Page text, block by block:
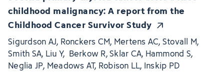
childhood malignancy: A report from the
Childhood Cancer Survivor Study
Sigurdson AJ, Ronckers CM, Mertens AC, Stovall M,
Smith SA, Liu Y, Berkow R, Sklar CA, Hammond S,
Neglia JP, Meadows AT, Robison LL, Inskip PD